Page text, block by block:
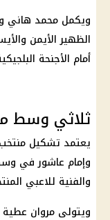
ويكمل محمد هاني
الظهير الأيمن
أمام الأجنحة
ثلاثي وسط
يعتمد تشكيل
وإمام عاشور في
والفنية للاعبي
ويتولى مروان عطية